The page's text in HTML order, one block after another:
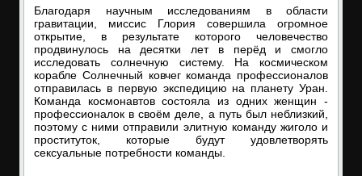
Благодаря научным исследованиям в области
гравитации, миссис Глория совершила огромное
открытие, в результате которого человечество
продвинулось на десятки лет в перёд и смогло
исследовать солнечную систему. На космическом
корабле Солнечный ковчег команда профессионалов
отправилась в первую экспедицию на планету Уран.
Команда космонавтов состояла из одних женщин -
профессионалок в своём деле, а путь был неблизкий,
поэтому с ними отправили элитную команду жиголо и
проституток, которые будут удовлетворять
сексуальные потребности команды.